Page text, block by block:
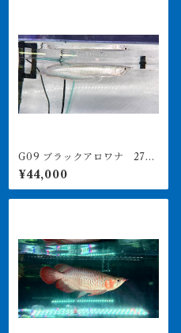
G09 ブラックアロワナ 27㎝
前後 人工飼料食べます
¥44,000